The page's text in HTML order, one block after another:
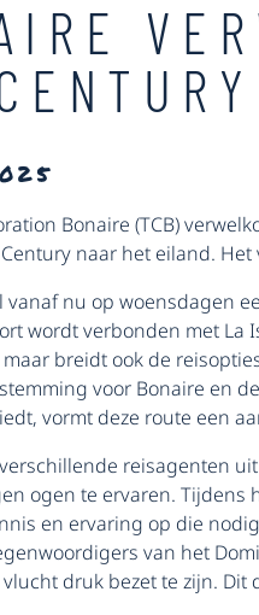
Bonaire (TCB)
naar het eiland.
vanaf nu op woensdagen
wordt verbonden met
breidt ook de
voor Bonaire en
vormt deze route een
reisagenten
ogen te ervaren.
en ervaring op die
van het
druk bezet te zijn.